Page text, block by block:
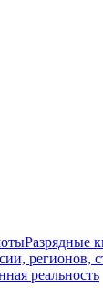
Разрядные
регионов,
реальность